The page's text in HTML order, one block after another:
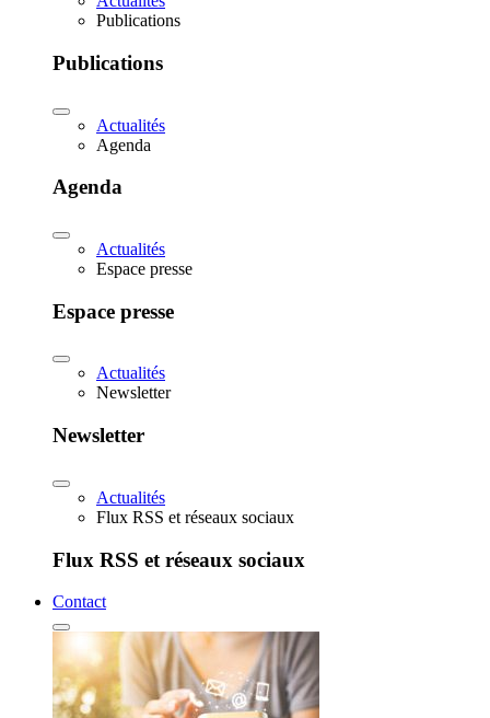
Publications
Publications
Actualités
Agenda
Agenda
Actualités
Espace presse
Espace presse
Actualités
Newsletter
Newsletter
Actualités
Flux RSS et réseaux sociaux
Flux RSS et réseaux sociaux
Contact